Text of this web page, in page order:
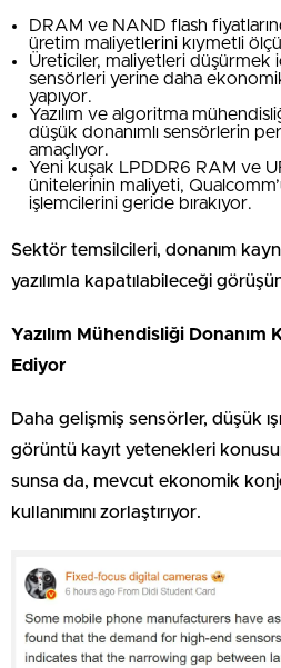
DRAM ve NAND flash
üretim maliyetlerini kıymetli
Üreticiler, maliyetleri düşürmek
sensörleri yerine daha
yapıyor.
Yazılım ve algoritma
düşük donanımlı sensörlerin
amaçlıyor.
Yeni kuşak LPDDR6 RAM ve
ünitelerinin maliyeti,
işlemcilerini geride bırakıyor.
Sektör temsilcileri, donanım
yazılımla kapatılabileceği
Yazılım Mühendisliği Donanım
Ediyor
Daha gelişmiş sensörler, düşük
görüntü kayıt yetenekleri
sunsa da, mevcut ekonomik
kullanımını zorlaştırıyor.